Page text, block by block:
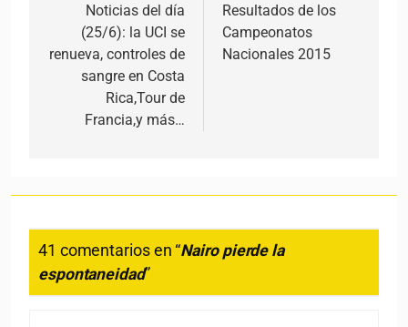
Noticias del día
(25/6): la UCI se
renueva, controles de
sangre en Costa
Rica,Tour de
Francia,y más…
Resultados de los
Campeonatos
Nacionales 2015
41 comentarios en “Nairo pierde la
espontaneidad”